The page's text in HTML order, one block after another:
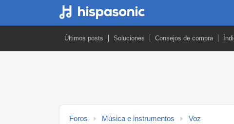
Últimos posts Soluciones Consejos de compra
Foros Música e instrumentos Voz